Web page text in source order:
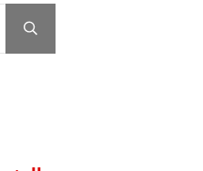
Submit search